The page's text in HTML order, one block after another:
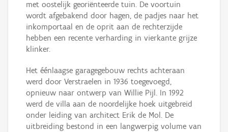
met oostelijk georiënteerde tuin. De voortuin
wordt afgebakend door hagen, de padjes naar het
inkomportaal en de oprit aan de rechterzijde
hebben een recente verharding in vierkante grijze
klinker.
Het éénlaagse garagegebouw rechts achteraan
werd door Verstraelen in 1936 toegevoegd,
opnieuw naar ontwerp van Willie Pijl. In 1992
werd de villa aan de noordelijke hoek uitgebreid
onder leiding van architect Erik de Mol. De
uitbreiding bestond in een langwerpig volume van